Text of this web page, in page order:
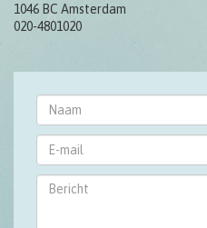
1046 BC Amsterdam
020-4801020